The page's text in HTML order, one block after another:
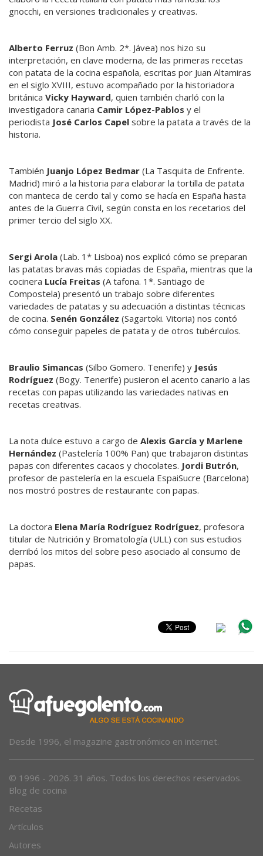
gnocchi, en versiones tradicionales y creativas.
Alberto Ferruz (Bon Amb. 2*. Jávea) nos hizo su
interpretación, en clave moderna, de las primeras recetas
con patata de la cocina española, escritas por Juan Altamiras
en el siglo XVIII, estuvo acompañado por la historiadora
británica Vicky Hayward, quien también charló con la
investigadora canaria Camir López-Pablos y el
periodista José Carlos Capel sobre la patata a través de la
historia.
También Juanjo López Bedmar (La Tasquita de Enfrente.
Madrid) miró a la historia para elaborar la tortilla de patata
con manteca de cerdo tal y como se hacía en España hasta
antes de la Guerra Civil, según consta en los recetarios del
primer tercio del siglo XX.
Sergi Arola (Lab. 1* Lisboa) nos explicó cómo se preparan
las patatas bravas más copiadas de España, mientras que la
cocinera Lucía Freitas (A tafona. 1*. Santiago de
Compostela) presentó un trabajo sobre diferentes
variedades de patatas y su adecuación a distintas técnicas
de cocina. Senén González (Sagartoki. Vitoria) nos contó
cómo conseguir papeles de patata y de otros tubérculos.
Braulio Simancas (Silbo Gomero. Tenerife) y Jesús
Rodríguez (Bogy. Tenerife) pusieron el acento canario a las
recetas con papas utilizando las variedades nativas en
recetas creativas.
La nota dulce estuvo a cargo de Alexis García y Marlene
Hernández (Pastelería 100% Pan) que trabajaron distintas
papas con diferentes cacaos y chocolates. Jordi Butrón,
profesor de pastelería en la escuela EspaiSucre (Barcelona)
nos mostró postres de restaurante con papas.
La doctora Elena María Rodríguez Rodríguez, profesora
titular de Nutrición y Bromatología (ULL) con sus estudios
derribó los mitos del sobre peso asociado al consumo de
papas.
Desde 1996, el magazine gastronómico en internet.
© 1996 - 2026. 31 años. Todos los derechos reservados.
Blog de cocina
Recetas
Artículos
Autores